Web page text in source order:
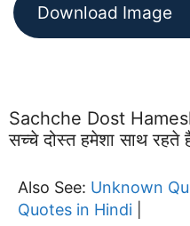
Download Image
Sachche Dost
सच्चे दोस्त हमेशा साथ रहते
Also See: Unknown
Quotes in Hindi